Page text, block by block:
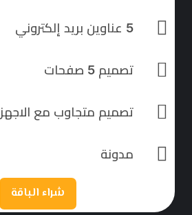
5 عناوين بريد إلكتروني
تصميم 5 صفحات
تصميم متجاوب مع
مدونة
شراء الباقة